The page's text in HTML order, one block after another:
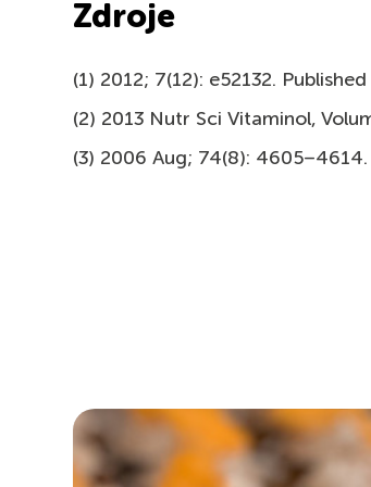
Zdroje
(1) 2012; 7(12): e52132.
(2) 2013 Nutr Sci Vitaminol,
(3) 2006 Aug; 74(8):